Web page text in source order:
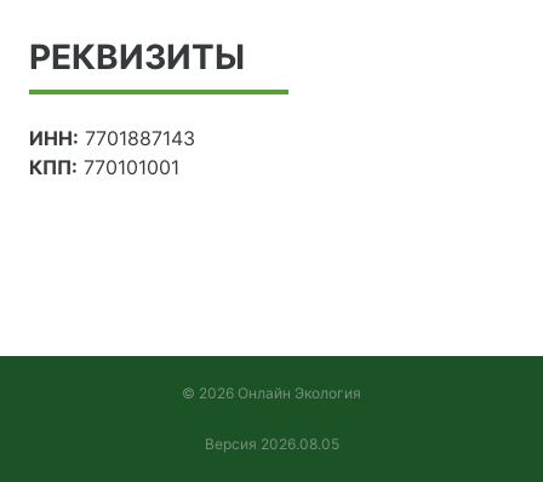
РЕКВИЗИТЫ
ИНН: 7701887143
КПП: 770101001
© 2026 Онлайн Экология
Версия 2026.08.05